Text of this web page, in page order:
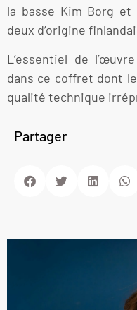
la basse Kim Borg et
deux d’origine
L’essentiel de
dans ce coffret dont
qualité technique
Partager